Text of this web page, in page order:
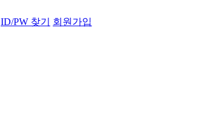
ID/PW 찾기 회원가입